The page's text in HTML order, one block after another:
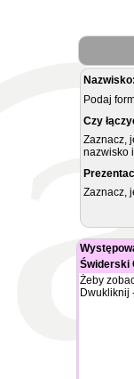
Nazwisko:
Podaj
Czy
Zaznacz,
nazwisko
Zaznacz,
Świderski
Żeby
Dwukliknij